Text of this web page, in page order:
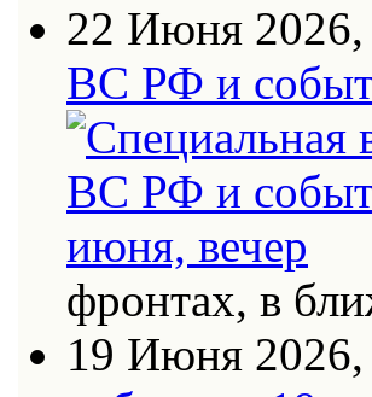
22 Июня 2026,
ВС РФ и
фронтах, в
19 Июня 2026,